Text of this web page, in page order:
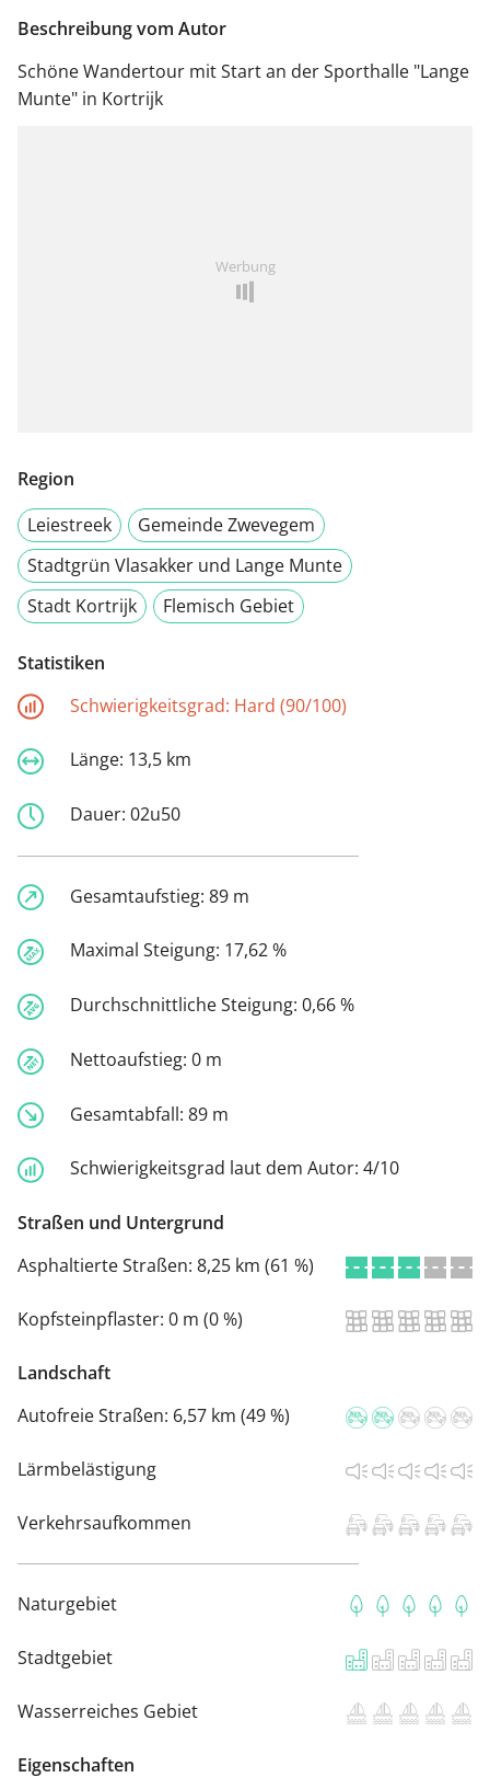
Beschreibung vom Autor
Schöne Wandertour mit Start an der Sporthalle "Lange
Munte" in Kortrijk
Werbung
Region
Leiestreek
Gemeinde Zwevegem
Stadtgrün Vlasakker und Lange Munte
Stadt Kortrijk
Flemisch Gebiet
Statistiken
Schwierigkeitsgrad: Hard (90/100)
Länge: 13,5 km
Dauer: 02u50
Gesamtaufstieg: 89 m
Maximal Steigung: 17,62 %
Durchschnittliche Steigung: 0,66 %
Nettoaufstieg: 0 m
Gesamtabfall: 89 m
Schwierigkeitsgrad laut dem Autor: 4/10
Straßen und Untergrund
Asphaltierte Straßen: 8,25 km (61 %)
Kopfsteinpflaster: 0 m (0 %)
Landschaft
Autofreie Straßen: 6,57 km (49 %)
Lärmbelästigung
Verkehrsaufkommen
Naturgebiet
Stadtgebiet
Wasserreiches Gebiet
Eigenschaften